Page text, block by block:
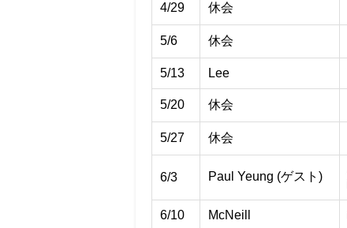
4/29 休会
5/6 休会
5/13 Lee
5/20 休会
5/27 休会
6/3 Paul Yeung (ゲスト)
6/10 McNeill